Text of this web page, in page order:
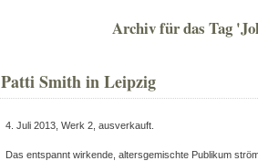
Archiv für das Tag
Patti Smith in Leipzig
4. Juli 2013, Werk 2, ausverkauft.
Das entspannt wirkende, altersgemischte Publikum